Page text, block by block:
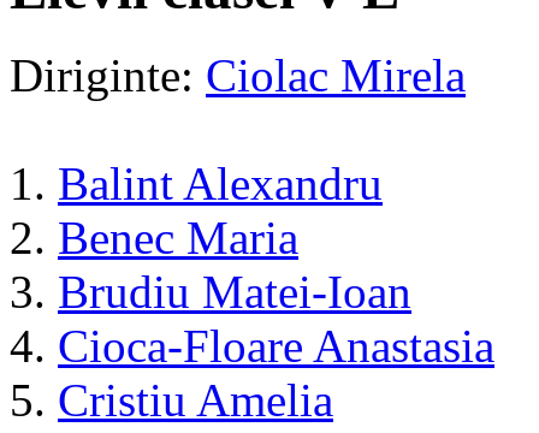
Diriginte: Ciolac Mirela
1. Balint Alexandru
2. Benec Maria
3. Brudiu Matei-Ioan
4. Cioca-Floare Anastasia
5. Cristiu Amelia